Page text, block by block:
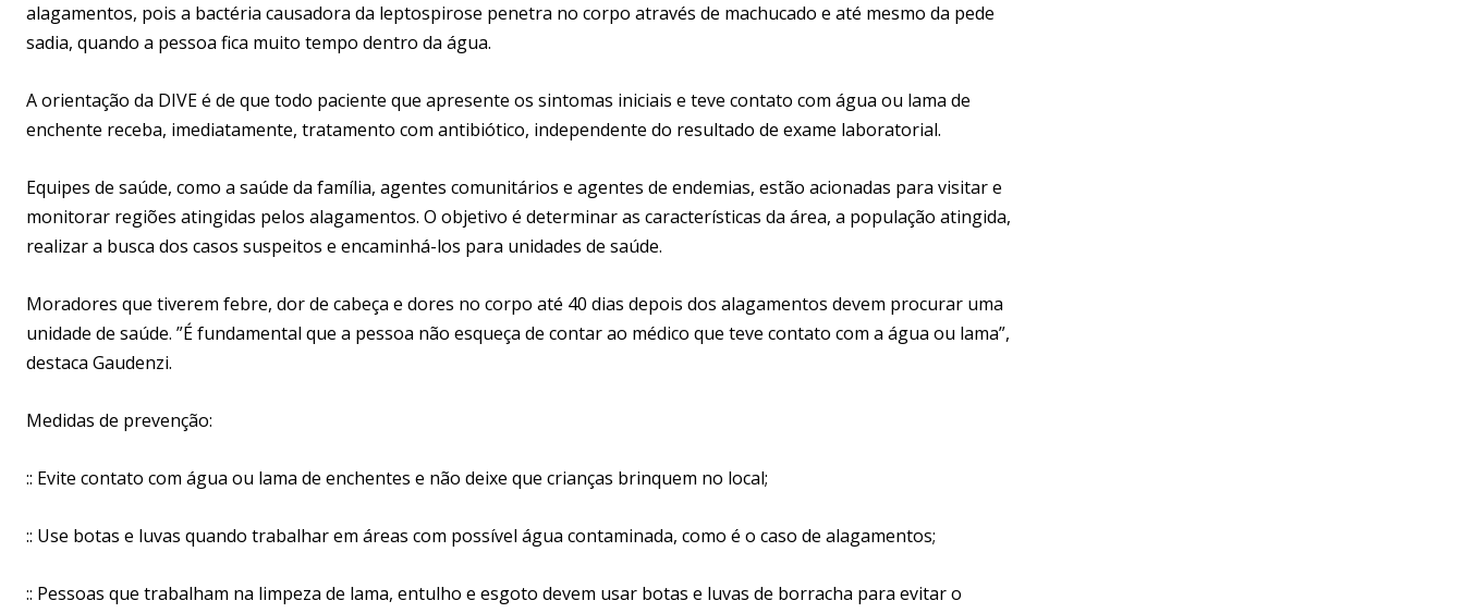
alagamentos, pois a bactéria causadora da leptospirose penetra no corpo através de machucado e até mesmo da pede
sadia, quando a pessoa fica muito tempo dentro da água.
A orientação da DIVE é de que todo paciente que apresente os sintomas iniciais e teve contato com água ou lama de
enchente receba, imediatamente, tratamento com antibiótico, independente do resultado de exame laboratorial.
Equipes de saúde, como a saúde da família, agentes comunitários e agentes de endemias, estão acionadas para visitar e
monitorar regiões atingidas pelos alagamentos. O objetivo é determinar as características da área, a população atingida,
realizar a busca dos casos suspeitos e encaminhá-los para unidades de saúde.
Moradores que tiverem febre, dor de cabeça e dores no corpo até 40 dias depois dos alagamentos devem procurar uma
unidade de saúde. ”É fundamental que a pessoa não esqueça de contar ao médico que teve contato com a água ou lama”,
destaca Gaudenzi.
Medidas de prevenção:
:: Evite contato com água ou lama de enchentes e não deixe que crianças brinquem no local;
:: Use botas e luvas quando trabalhar em áreas com possível água contaminada, como é o caso de alagamentos;
:: Pessoas que trabalham na limpeza de lama, entulho e esgoto devem usar botas e luvas de borracha para evitar o